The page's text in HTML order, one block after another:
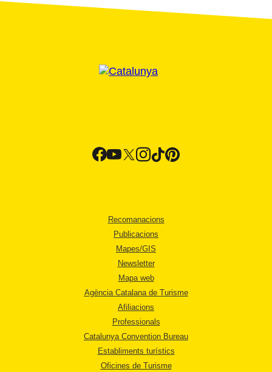
Recomanacions
Publicacions
Mapes/GIS
Newsletter
Mapa web
Agència Catalana de Turisme
Afiliacions
Professionals
Catalunya Convention Bureau
Establiments turístics
Oficines de Turisme